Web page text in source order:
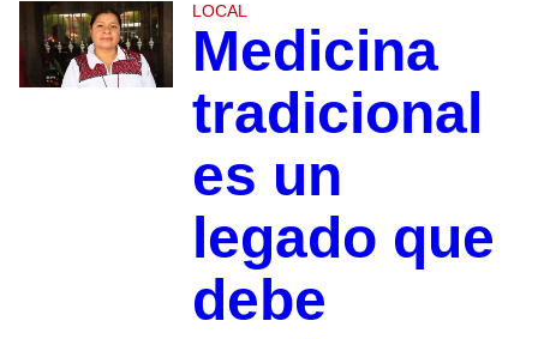
LOCAL
Medicina
tradicional
es un
legado que
debe